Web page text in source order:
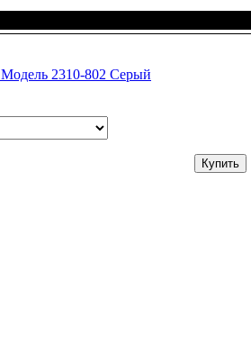
2310-802 Серый
Купить